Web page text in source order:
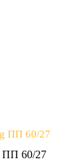
ПП 60/27